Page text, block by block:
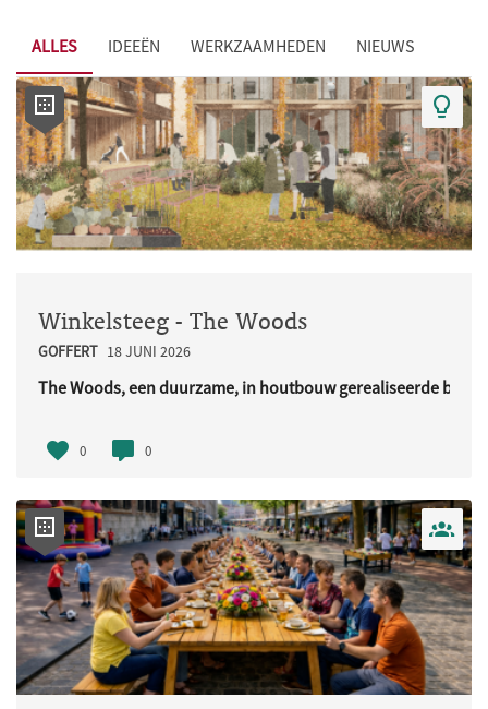
ALLES IDEEËN WERKZAAMHEDEN NIEUWS
Winkelsteeg - The Woods
GOFFERT 18 JUNI 2026
The Woods, een duurzame, in houtbouw gerealiseerde buurt
0 0